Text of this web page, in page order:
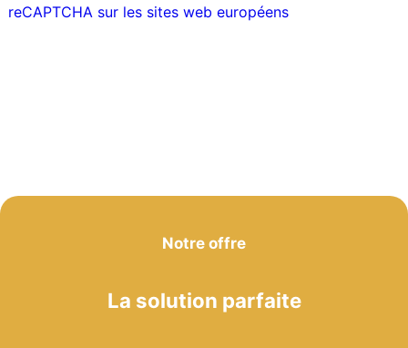
reCAPTCHA sur les sites web européens
Notre offre
La solution parfaite